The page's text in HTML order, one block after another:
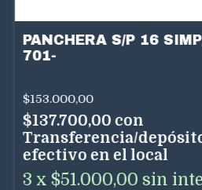
PANCHERA S/P 16
701-
$153.000,00
$137.700,00 con
Transferencia/
efectivo en el local
3 x $51.000,00 sin